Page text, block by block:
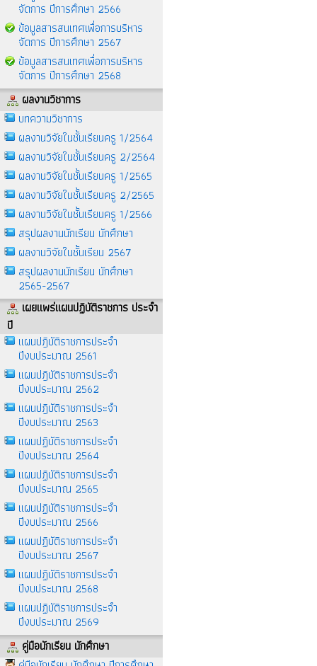
จัดการ ปีการศึกษา 2566
ข้อมูลสารสนเทศเพื่อการบริหาร
จัดการ ปีการศึกษา 2567
ข้อมูลสารสนเทศเพื่อการบริหาร
จัดการ ปีการศึกษา 2568
ผลงานวิชาการ
บทความวิชาการ
ผลงานวิจัยในชั้นเรียนครู 1/2564
ผลงานวิจัยในชั้นเรียนครู 2/2564
ผลงานวิจัยในชั้นเรียนครู 1/2565
ผลงานวิจัยในชั้นเรียนครู 2/2565
ผลงานวิจัยในชั้นเรียนครู 1/2566
สรุปผลงานนักเรียน นักศึกษา
ผลงานวิจัยในชั้นเรียน 2567
สรุปผลงานนักเรียน นักศึกษา
2565-2567
เผยแพร่แผนปฏิบัติราชการ ประจำ
ปี
แผนปฎิบัติราชการประจำ
ปีงบประมาณ 2561
แผนปฎิบัติราชการประจำ
ปีงบประมาณ 2562
แผนปฎิบัติราชการประจำ
ปีงบประมาณ 2563
แผนปฏิบัติราชการประจำ
ปีงบประมาณ 2564
แผนปฏิบัติราชการประจำ
ปีงบประมาณ 2565
แผนปฏิบัติราชการประจำ
ปีงบประมาณ 2566
แผนปฏิบัติราชการประจำ
ปีงบประมาณ 2567
แผนปฏิบัติราชการประจำ
ปีงบประมาณ 2568
แผนปฏิบัติราชการประจำ
ปีงบประมาณ 2569
คู่มือนักเรียน นักศึกษา